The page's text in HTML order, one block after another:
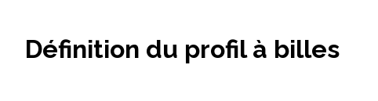
Définition du profil à billes